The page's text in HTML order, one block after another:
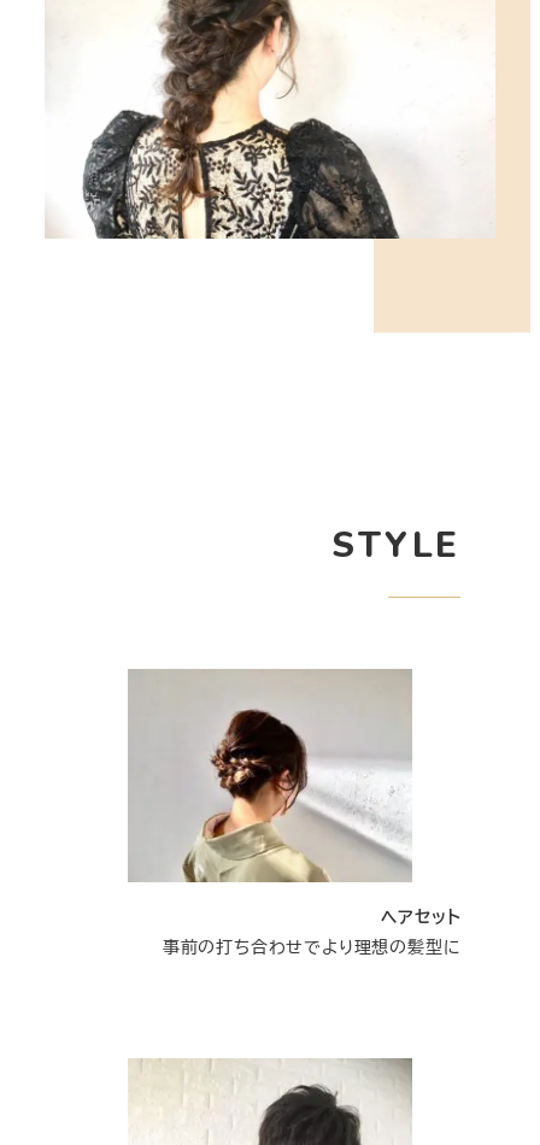
STYLE
ヘアセット
事前の打ち合わせでより理想の髪型に